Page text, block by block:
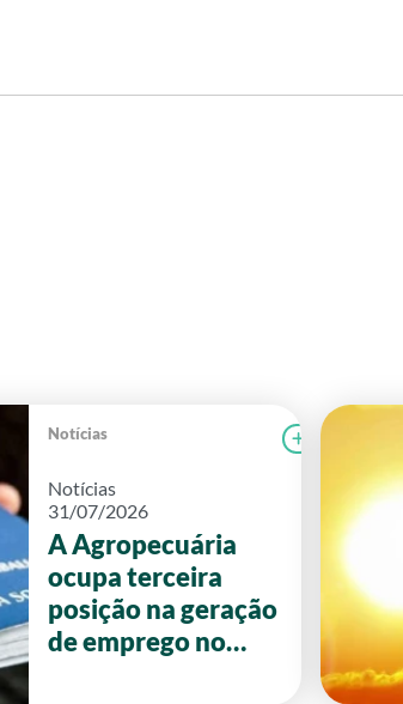
Notícias
Notícias
31/07/2026
A Agropecuária
ocupa terceira
posição na geração
de emprego no